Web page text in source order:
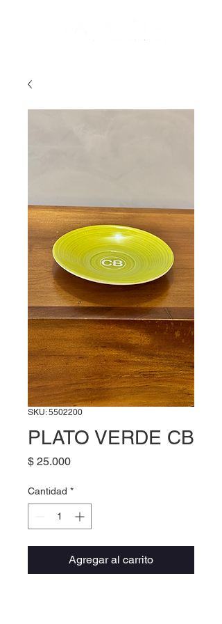
SKU: 5502200
PLATO VERDE CB
$ 25.000Precio
Cantidad *
Agregar al carrito